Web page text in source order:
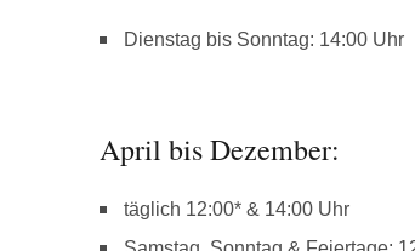
Dienstag bis Sonntag: 14:00 Uhr
April bis Dezember:
täglich 12:00* & 14:00 Uhr